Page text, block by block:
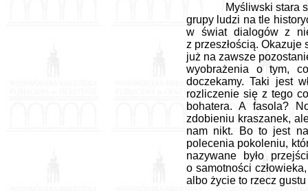
Myśliwski stara
grupy ludzi na tle
w świat dialogów z
z przeszłością. Okazuje
już na zawsze
wyobrażenia o tym,
doczekamy. Taki jest
rozliczenie się z tego
bohatera. A fasola?
zdobieniu kraszanek,
nam nikt. Bo to jest
polecenia pokoleniu,
nazywane było
o samotności
albo życie to rzecz